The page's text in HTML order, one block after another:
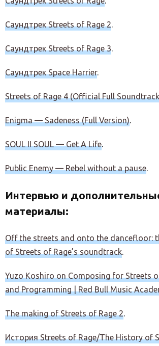
Саундтрек Streets of Rage 2.
Саундтрек Streets of Rage 3.
Саундтрек Space Harrier.
Streets of Rage 4 (Official Full
Enigma — Sadeness (Full Version).
SOUL II SOUL — Get A Life.
Public Enemy — Rebel without a pause.
Интервью и
материалы:
Off the streets and onto the dancefloor:
of Streets of Rage’s soundtrack.
Yuzo Koshiro on Composing for Streets
and Programming | Red Bull Music
The making of Streets of Rage 2.
История Streets of Rage/The History of